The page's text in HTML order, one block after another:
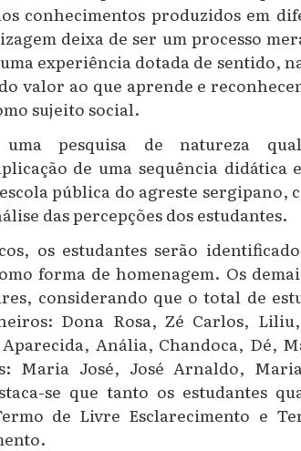
conhecimentos produzidos em
deixa de ser um processo
experiência dotada de sentido,
valor ao que aprende e
sujeito social.
pesquisa de natureza
de uma sequência didática
pública do agreste sergipano,
das percepções dos estudantes.
os estudantes serão
forma de homenagem. Os
considerando que o total de
Dona Rosa, Zé Carlos,
Anália, Chandoca, Dé,
Maria José, José Arnaldo,
se que tanto os estudantes
de Livre Esclarecimento e